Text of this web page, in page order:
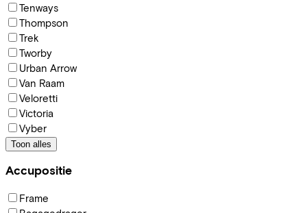
Tenways
Thompson
Trek
Tworby
Urban Arrow
Van Raam
Veloretti
Victoria
Vyber
Toon alles
Accupositie
Frame